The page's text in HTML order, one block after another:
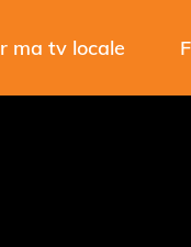
ma tv locale